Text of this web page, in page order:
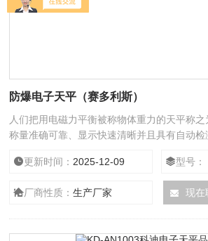
防爆电子天平（赛多利斯）
人们把用电磁力平衡被称物体重力的天平称
称量准确可靠、显示快速清晰并且具有自动
更新时间： 2025-12-09 型号：
厂商性质：生产厂家 现在